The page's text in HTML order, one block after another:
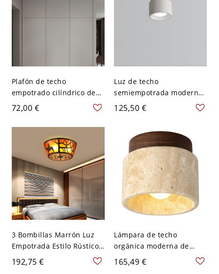
Plafón de techo
empotrado cilíndrico de
hormigón industrial para
pasillo - 10,16 cm Blanco
110 A 120 V
72,00 €
Luz de techo
semiempotrada moderna
de cilindro de piedra con
pantalla de piedra hacia
125,50 €
3 Bombillas Marrón Luz
Empotrada Estilo Rústico
Patrón de Caballo
Grabado en Piedra Kit de
192,75 €
Lámpara de techo
orgánica moderna de
travertino de montaje al
ras, plafón cilíndrico
165,49 €